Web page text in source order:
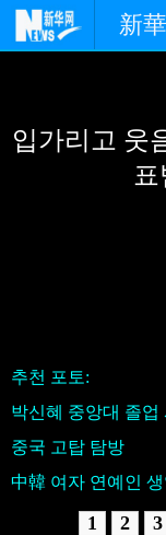
新
경제
입가리고 웃
추천 포토:
박신혜 중앙대 졸업
중국 고탑 탐방
中韓 여자 연예인
1 2 3